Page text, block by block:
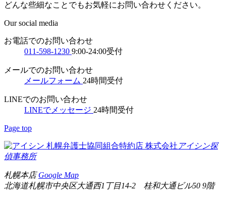
どんな些細なことでもお気軽にお問い合わせください。
Our social media
お電話でのお問い合わせ
011-598-1230 9:00-24:00受付
メールでのお問い合わせ
メールフォーム 24時間受付
LINEでのお問い合わせ
LINEでメッセージ 24時間受付
Page top
札幌弁護士協同組合特約店 株式会社 アイシン探
偵事務所
札幌本店Google Map
北海道札幌市中央区大通西1丁目14-2 桂和大通ビル50 9階